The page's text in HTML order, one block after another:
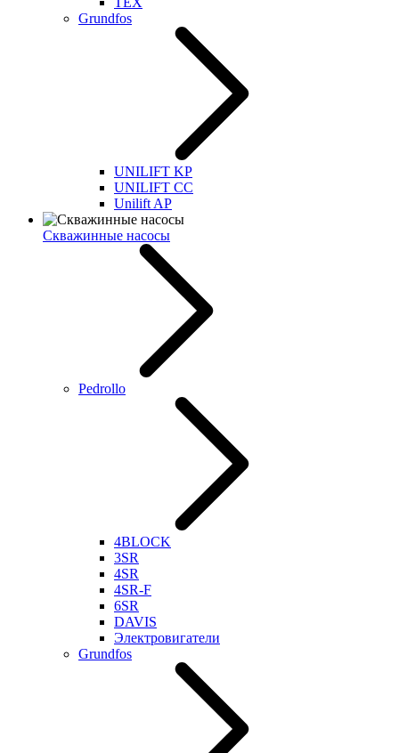
Grundfos
UNILIFT KP
UNILIFT CC
Unilift AP
Скважинные насосы
Pedrollo
4BLOCK
3SR
4SR
4SR-F
6SR
DAVIS
Электровигатели
Grundfos